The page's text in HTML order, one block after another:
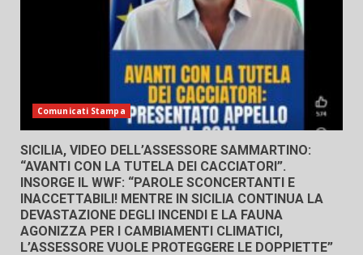
Comunicati Stampa
SICILIA, VIDEO DELL’ASSESSORE SAMMARTINO:
“AVANTI CON LA TUTELA DEI CACCIATORI”.
INSORGE IL WWF: “PAROLE SCONCERTANTI E
INACCETTABILI! MENTRE IN SICILIA CONTINUA LA
DEVASTAZIONE DEGLI INCENDI E LA FAUNA
AGONIZZA PER I CAMBIAMENTI CLIMATICI,
L’ASSESSORE VUOLE PROTEGGERE LE DOPPIETTE”